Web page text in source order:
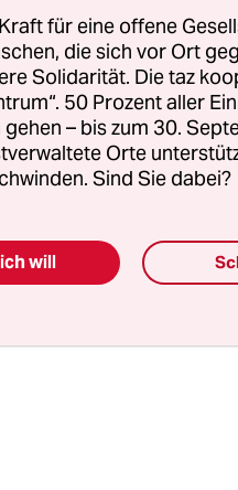
beschließen,
zwar noch am
damit
Dirk Stettner auf
führenden Politiker,
für eine offene
die sich vor Ort
Solidarität. Die taz
50 Prozent aller
gehen – bis zum 30.
Orte
Sind Sie dabei?
will